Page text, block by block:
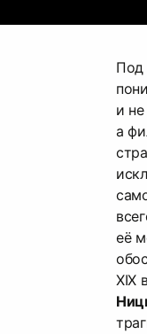
Под
и
а
её
XIX